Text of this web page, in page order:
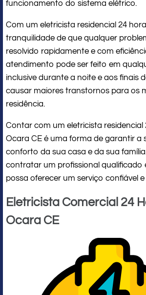
funcionamento do sistema elétrico.
Com um eletricista residencial 24
tranquilidade de que qualquer
resolvido rapidamente e com
atendimento pode ser feito em
inclusive durante a noite e aos finais
causar maiores transtornos para os
residência.
Contar com um eletricista residencial
Ocara CE é uma forma de garantir a
conforto da sua casa e da sua
contratar um profissional qualificado
possa oferecer um serviço confiável
Eletricista Comercial 24
Ocara CE